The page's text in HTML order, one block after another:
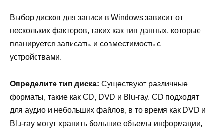
Выбор дисков для записи в Windows зависит от
нескольких факторов, таких как тип данных, которые
планируется записать, и совместимость с
устройствами.
Определите тип диска: Существуют различные
форматы, такие как CD, DVD и Blu-ray. CD подходят
для аудио и небольших файлов, в то время как DVD и
Blu-ray могут хранить большие объемы информации,